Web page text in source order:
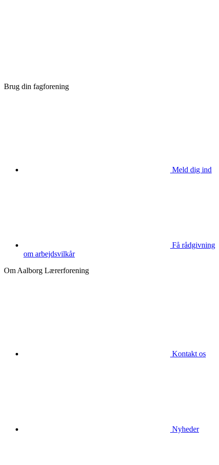
Brug din fagforening
Meld dig ind
Få rådgivning
om arbejdsvilkår
Om Aalborg Lærerforening
Kontakt os
Nyheder